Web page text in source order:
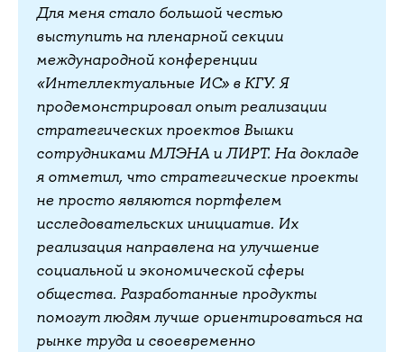
Для меня стало большой честью
выступить на пленарной секции
международной конференции
«Интеллектуальные ИС» в КГУ. Я
продемонстрировал опыт реализации
стратегических проектов Вышки
сотрудниками МЛЭНА и ЛИРТ. На докладе
я отметил, что стратегические проекты
не просто являются портфелем
исследовательских инициатив. Их
реализация направлена на улучшение
социальной и экономической сферы
общества. Разработанные продукты
помогут людям лучше ориентироваться на
рынке труда и своевременно